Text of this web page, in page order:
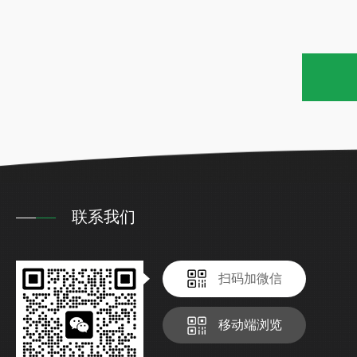
联系我们
扫码加微信
移动端浏览